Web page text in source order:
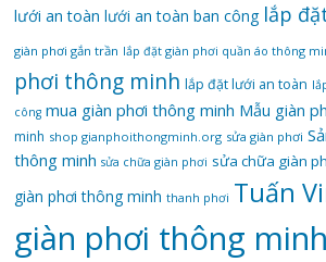
lưới an toàn lưới an toàn ban công lắp
giàn phơi gắn trần lắp đặt giàn phơi quần áo thông
phơi thông minh lắp đặt lưới an toàn
công mua giàn phơi thông minh Mẫu giàn
minh shop gianphoithongminh.org sửa giàn phơi
thông minh sửa chữa giàn phơi sửa chữa giàn
giàn phơi thông minh thanh phơi Tuấn
‌giàn‌ ‌phơi‌ ‌thông‌ ‌minh